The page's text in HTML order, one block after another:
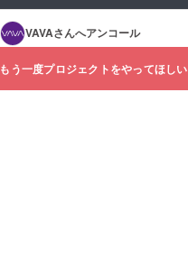
VAVAさんへアンコール
もう一度プロジェクトをやってほしい